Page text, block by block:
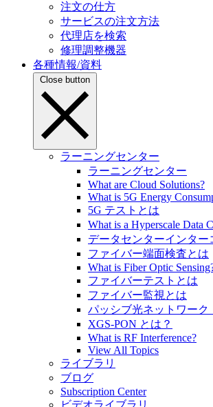
注文の仕方
サービスの注文方法
代理店を検索
修理調整機器
各種情報/資料
Close button
ラーニングセンター
ラーニングセンター
What are Cloud Solutions?
What is 5G Energy
5G テストとは
What is a Hyperscale Data
データセンターインター
ファイバー端面検査とは
What is Fiber Optic
ファイバーテストとは
ファイバー監視とは
パッシブ光ネットワーク
XGS-PON とは？
What is RF Interference?
View All Topics
ライブラリ
ブログ
Subscription Center